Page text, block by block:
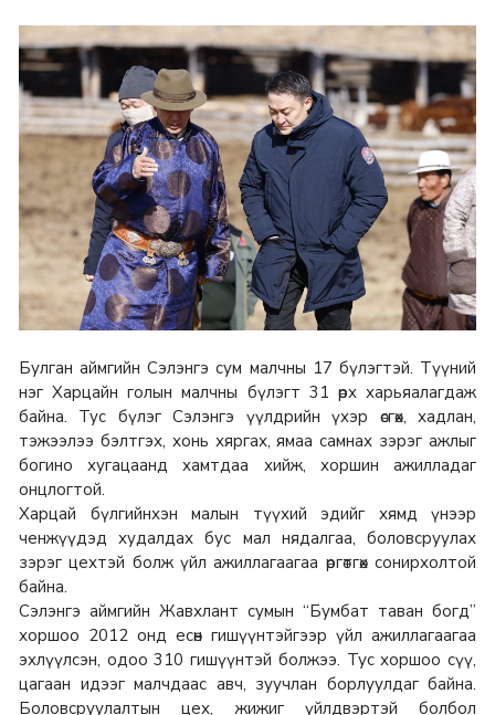
Булган аймгийн Сэлэнгэ сум малчны 17 бүлэгтэй. Түүний
нэг Харцайн голын малчны бүлэгт 31 өрх харьяалагдаж
байна. Тус бүлэг Сэлэнгэ үүлдрийн үхэр өсгөх, хадлан,
тэжээлээ бэлтгэх, хонь хяргах, ямаа самнах зэрэг ажлыг
богино хугацаанд хамтдаа хийж, хоршин ажилладаг
онцлогтой.
Харцай бүлгийнхэн малын түүхий эдийг хямд үнээр
ченжүүдэд худалдах бус мал нядалгаа, боловсруулах
зэрэг цехтэй болж үйл ажиллагаагаа өргөтгөх сонирхолтой
байна.
Сэлэнгэ аймгийн Жавхлант сумын “Бумбат таван богд”
хоршоо 2012 онд есөн гишүүнтэйгээр үйл ажиллагаагаа
эхлүүлсэн, одоо 310 гишүүнтэй болжээ. Тус хоршоо сүү,
цагаан идээг малчдаас авч, зуучлан борлуулдаг байна.
Боловсруулалтын цех, жижиг үйлдвэртэй болбол